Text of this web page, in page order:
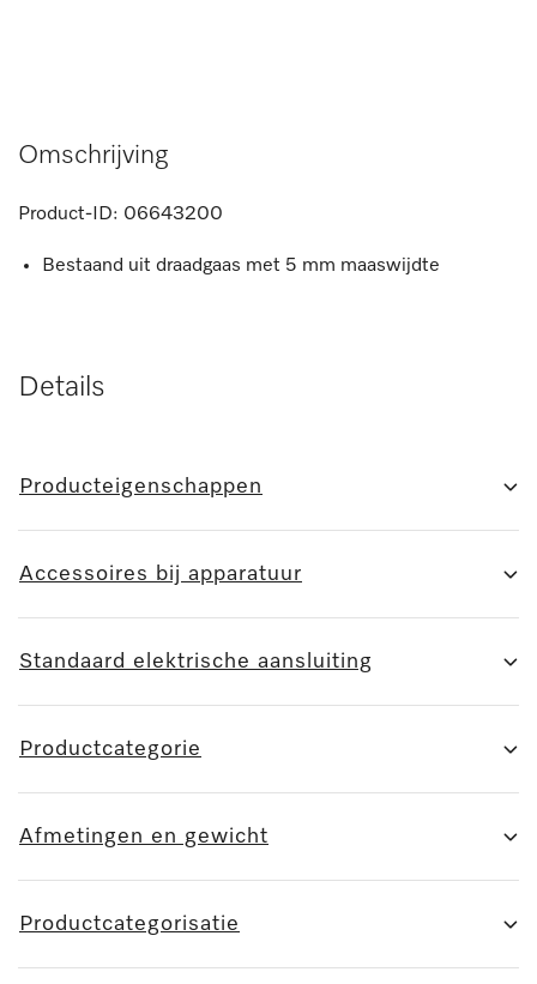
Omschrijving
Product-ID: 06643200
Bestaand uit draadgaas met 5 mm maaswijdte
Details
Producteigenschappen
Accessoires bij apparatuur
Standaard elektrische aansluiting
Productcategorie
Afmetingen en gewicht
Productcategorisatie